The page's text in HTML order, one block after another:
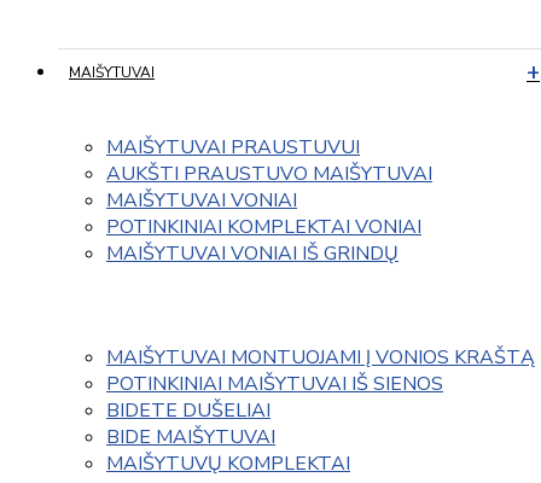
MAIŠYTUVAI
MAIŠYTUVAI PRAUSTUVUI
AUKŠTI PRAUSTUVO MAIŠYTUVAI
MAIŠYTUVAI VONIAI
POTINKINIAI KOMPLEKTAI VONIAI
MAIŠYTUVAI VONIAI IŠ GRINDŲ
MAIŠYTUVAI MONTUOJAMI Į VONIOS KRAŠTĄ
POTINKINIAI MAIŠYTUVAI IŠ SIENOS
BIDETE DUŠELIAI
BIDE MAIŠYTUVAI
MAIŠYTUVŲ KOMPLEKTAI